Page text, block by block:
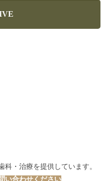
・治療を提供しています。
い合わせください